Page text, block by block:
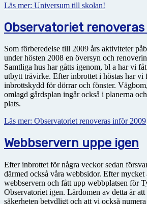
Läs mer: Universum till skolan!
Observatoriet
Som förberedelse till 2009 års aktiviteter
under hösten 2008 en översyn och
Samtliga hus har gåtts igenom, bl a har vi
utbytt trävirke. Efter inbrottet i höstas har vi
inbrottskydd för dörrar och fönster.
omlagd gårdsplan ingår också i planerna
plats.
Läs mer: Observatoriet renoveras inför 2009
Webbservern uppe igen
Efter inbrottet för några veckor sedan
därmed också våra webbsidor. Efter mycket
webbservern och fått upp webbplatsen för
Observatoriet igen. Lärdomen av detta är
säkerheten betydligt och att vi också